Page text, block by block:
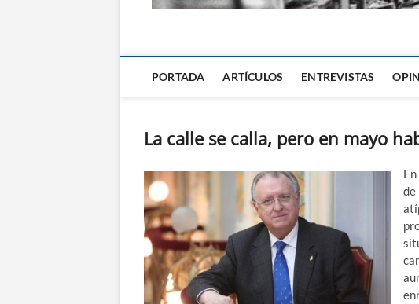
PORTADA ARTÍCULOS ENTREVISTAS
La calle se calla, pero en mayo
de